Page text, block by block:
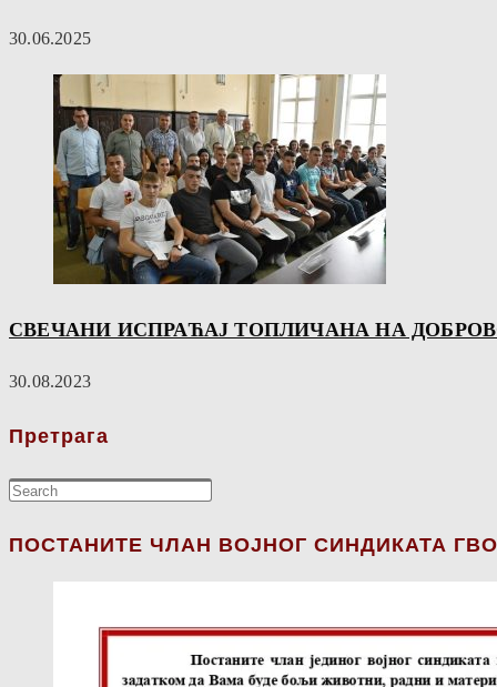
30.06.2025
СВЕЧАНИ ИСПРАЋАЈ ТОПЛИЧАНА НА
30.08.2023
Претрага
ПОСТАНИТЕ ЧЛАН ВОЈНОГ СИНДИКАТА